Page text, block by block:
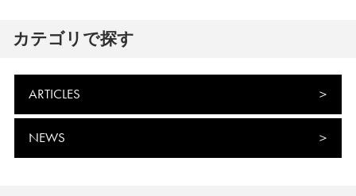
カテゴリで探す
ARTICLES
NEWS